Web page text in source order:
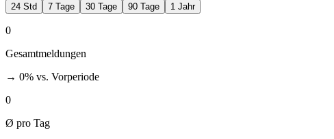
24 Std 7 Tage 30 Tage 90 Tage 1 Jahr
0
Gesamtmeldungen
→ 0% vs. Vorperiode
0
Ø pro Tag